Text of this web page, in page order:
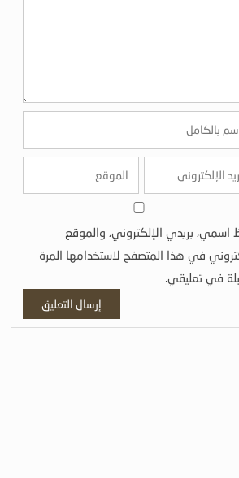
اسمي، بريدي الإلكتروني، والموقع
في هذا المتصفح لاستخدامها المرة
في تعليقي.